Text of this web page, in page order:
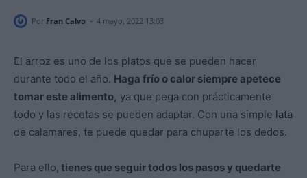
Por Fran Calvo - 4 mayo, 2022 13:03
El arroz es uno de los platos que se pueden hacer
durante todo el año. Haga frío o calor siempre apetece
tomar este alimento, ya que pega con prácticamente
todo y las recetas se pueden adaptar. Con una simple lata
de calamares, te puede quedar para chuparte los dedos.
Para ello, tienes que seguir todos los pasos y quedarte